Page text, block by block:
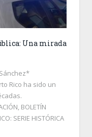
Una mirada
Rico ha sido un
BOLETÍN
SERIE HISTÓRICA